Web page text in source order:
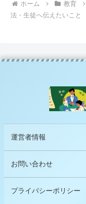
ホーム 教育
法・生徒へ伝えたいこと
運営者情報
お問い合わせ
プライバシーポリシー